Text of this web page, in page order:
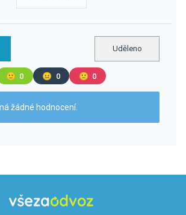
Uděleno
🙂 0 😐 0 🙁 0
žádné hodnocení.